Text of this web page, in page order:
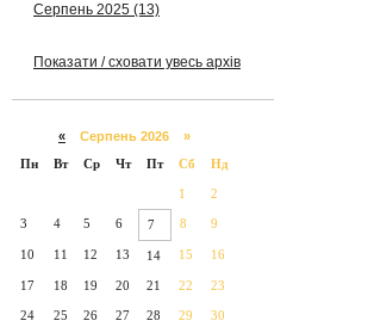
Серпень 2025 (13)
Показати / сховати увесь архів
« Серпень 2026 »
Пн
Вт Ср Чт Пт Сб Нд
1 2
3 4 5 6 7 8 9
10 11 12 13 14 15 16
17 18 19 20 21 22 23
24 25 26 27 28 29 30